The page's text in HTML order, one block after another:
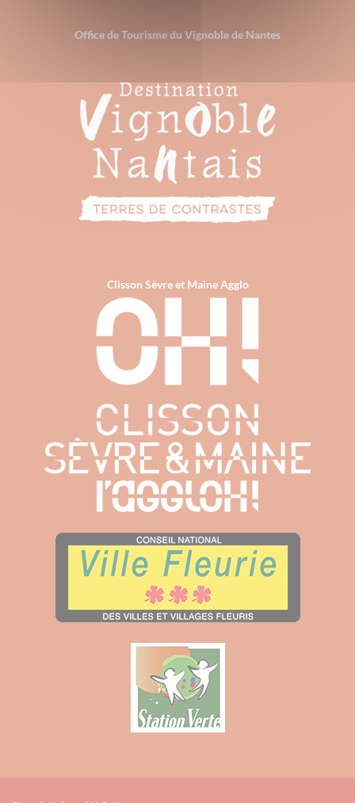
Office de Tourisme du Vignoble de Nantes
Clisson Sèvre et Maine Agglo